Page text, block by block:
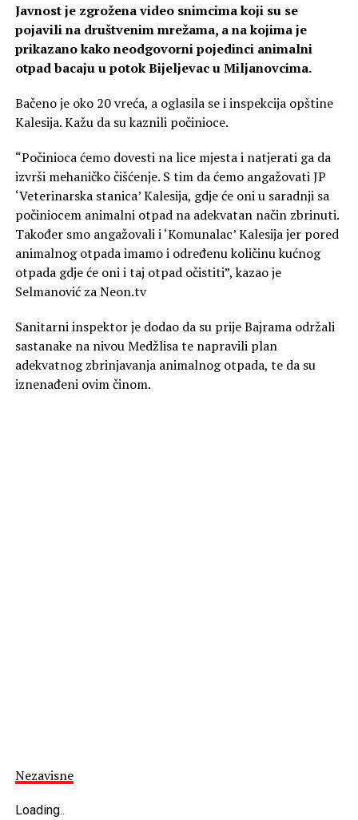
Javnost je zgrožena video snimcima koji su se
pojavili na društvenim mrežama, a na kojima je
prikazano kako neodgovorni pojedinci animalni
otpad bacaju u potok Bijeljevac u Miljanovcima.
Bačeno je oko 20 vreća, a oglasila se i inspekcija opštine
Kalesija. Kažu da su kaznili počinioce.
“Počinioca ćemo dovesti na lice mjesta i natjerati ga da
izvrši mehaničko čišćenje. S tim da ćemo angažovati JP
‘Veterinarska stanica’ Kalesija, gdje će oni u saradnji sa
počiniocem animalni otpad na adekvatan način zbrinuti.
Također smo angažovali i ‘Komunalac’ Kalesija jer pored
animalnog otpada imamo i određenu količinu kućnog
otpada gdje će oni i taj otpad očistiti”, kazao je
Selmanović za Neon.tv
Sanitarni inspektor je dodao da su prije Bajrama održali
sastanake na nivou Medžlisa te napravili plan
adekvatnog zbrinjavanja animalnog otpada, te da su
iznenađeni ovim činom.
Nezavisne
Loading.